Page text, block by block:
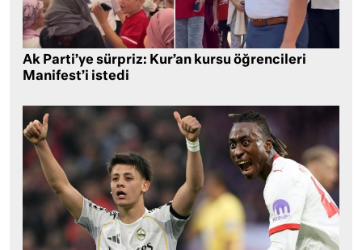
Ak Parti’ye sürpriz: Kur’an kursu öğrencileri
Manifest’i istedi